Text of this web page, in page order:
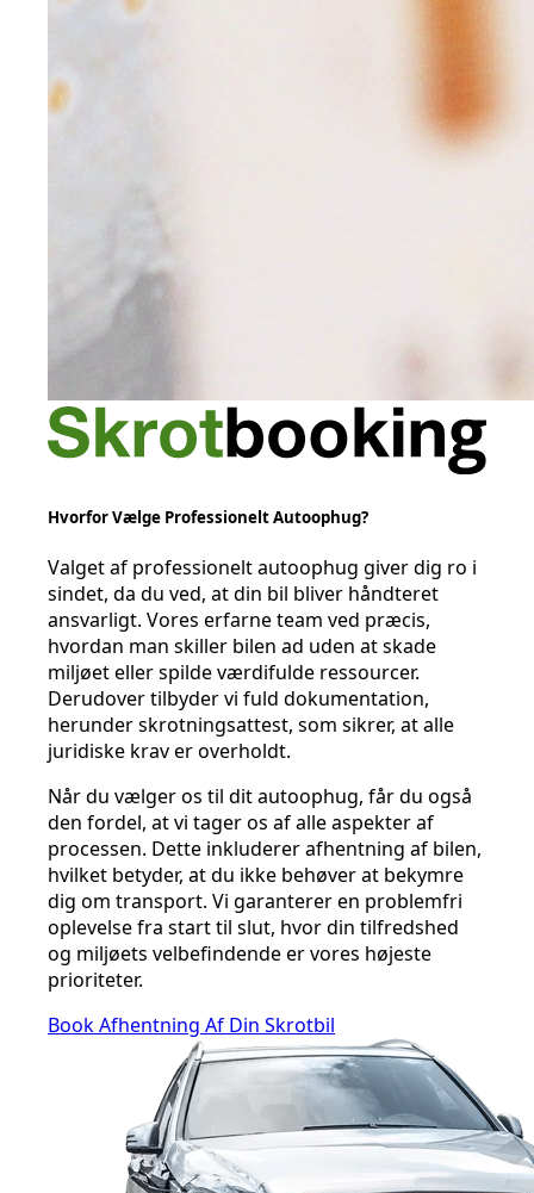
Hvorfor Vælge Professionelt Autoophug?
Valget af professionelt autoophug giver dig ro i
sindet, da du ved, at din bil bliver håndteret
ansvarligt. Vores erfarne team ved præcis,
hvordan man skiller bilen ad uden at skade
miljøet eller spilde værdifulde ressourcer.
Derudover tilbyder vi fuld dokumentation,
herunder skrotningsattest, som sikrer, at alle
juridiske krav er overholdt.
Når du vælger os til dit autoophug, får du også
den fordel, at vi tager os af alle aspekter af
processen. Dette inkluderer afhentning af bilen,
hvilket betyder, at du ikke behøver at bekymre
dig om transport. Vi garanterer en problemfri
oplevelse fra start til slut, hvor din tilfredshed
og miljøets velbefindende er vores højeste
prioriteter.
Book Afhentning Af Din Skrotbil